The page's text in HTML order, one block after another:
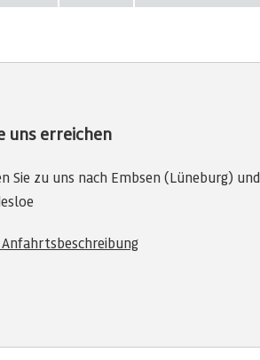
uns erreichen
Sie zu uns nach Embsen (Lüneburg) und
Anfahrtsbeschreibung